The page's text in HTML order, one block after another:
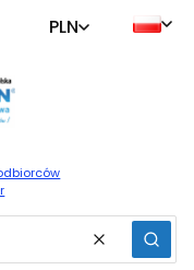
PLN
Wyczyść